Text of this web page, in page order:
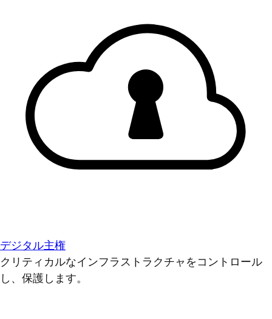
デジタル主権
クリティカルなインフラストラクチャをコントロール
し、保護します。